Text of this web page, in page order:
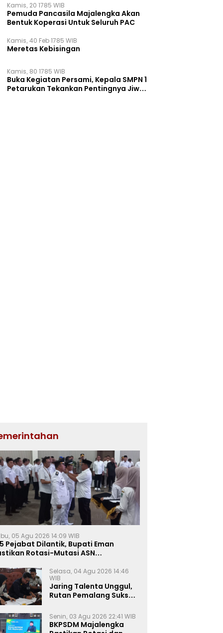
Kamis, 20 1785 WIB
Pemuda Pancasila Majalengka Akan
Bentuk Koperasi Untuk Seluruh PAC
Kamis, 40 Feb 1785 WIB
Meretas Kebisingan
Kamis, 80 1785 WIB
Buka Kegiatan Persami, Kepala SMPN 1
Petarukan Tekankan Pentingnya Jiwa
05 Agu 2026 14:09 WIB
Pejabat Dilantik, Bupati Eman
Rotasi-Mutasi ASN
Selasa, 04 Agu 2026 14:46
WIB
Jaring Talenta Unggul,
Rutan Pemalang Sukses
Wawancara Magang
Kemnaker
Senin, 03 Agu 2026 22:41 WIB
BKPSDM Majalengka